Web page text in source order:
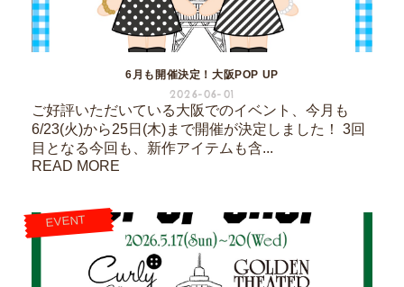
6月も開催決定！大阪POP UP
2026-06-01
ご好評いただいている大阪でのイベント、今月も
6/23(火)から25日(木)まで開催が決定しました！ 3回
目となる今回も、新作アイテムも含...
READ MORE
EVENT